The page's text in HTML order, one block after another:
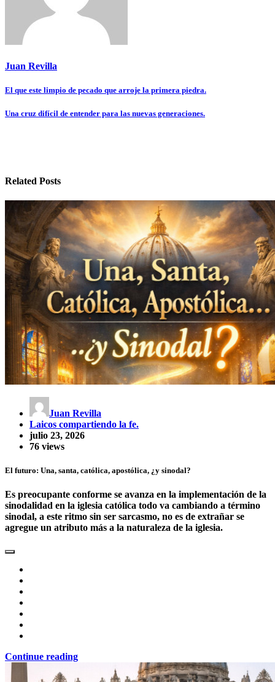
Juan Revilla
Navegación
de
El que este limpio de pecado que arroje la primera piedra.
Una cruz difícil de entender para las nuevas generaciones.
Related Posts
Juan Revilla
Laicos compartiendo la fe.
julio 23, 2026
76 views
El futuro: Una, santa, católica, apostólica, ¿y sinodal?
Es preocupante conforme se avanza en la implementación de la
sinodalidad en la iglesia católica todo va cambiando a término
sinodal, a este ritmo sin ser sarcasmo, no es de extrañar se
agregue un atributo más a la naturaleza de la iglesia.
Continue reading